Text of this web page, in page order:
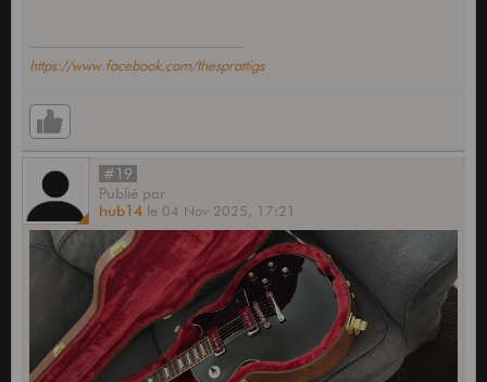
https://www.facebook.com/thesprattigs
#19
Publié par
hub14 le 04 Nov 2025, 17:21